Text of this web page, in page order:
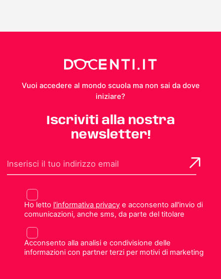
Vuoi accedere al mondo scuola ma non sai da dove
iniziare?
Iscriviti alla nostra
newsletter!
Ho letto l'informativa privacye acconsento all'invio di
comunicazioni, anche sms, da parte del titolare
Acconsento alla analisi e condivisione delle
informazioni con partner terzi per motivi di marketing